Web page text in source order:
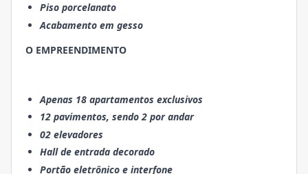
Piso porcelanato
Acabamento em gesso
O EMPREENDIMENTO
Apenas 18 apartamentos exclusivos
12 pavimentos, sendo 2 por andar
02 elevadores
Hall de entrada decorado
Portão eletrônico e interfone